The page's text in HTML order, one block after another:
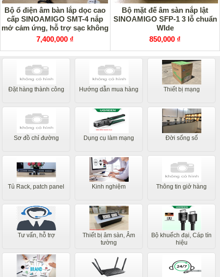
Bộ ổ điện âm bàn lắp dọc cao
cấp SINOAMIGO SMT-4 nắp
mở cảm ứng, hỗ trợ sạc không
dây 15W
7,400,000 ₫
Bộ mặt đế âm sàn nắp lật
SINOAMIGO SFP-1 3 lỗ chuẩn
WIde
850,000 ₫
Đặt hàng thành công Hướng dẫn mua hàng Thiết bị mạng
Sơ đồ chỉ đường Dụng cụ làm mạng Đời sống số
Tủ Rack, patch panel Kinh nghiệm Thông tin giở hàng
Tư vấn, hỗ trợ
Thiết bị âm sàn, Âm
tường
Bộ khuếch đại, Cáp tín
hiệu